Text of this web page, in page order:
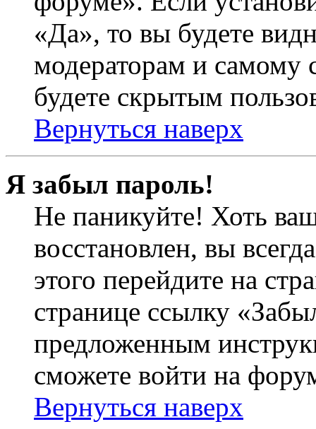
«Да», то вы будете
модераторам и самому
будете скрытым
Вернуться наверх
Я забыл пароль!
Не паникуйте! Хоть
восстановлен, вы
этого перейдите на
странице ссылку
предложенным
сможете войти на
Вернуться наверх